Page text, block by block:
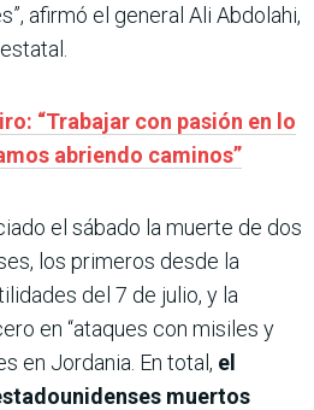
afirmó el general Ali Abdolahi,
“Trabajar con pasión en lo
abriendo caminos”
el sábado la muerte de dos
los primeros desde la
del 7 de julio, y la
en “ataques con misiles y
en Jordania. En total, el
muertos